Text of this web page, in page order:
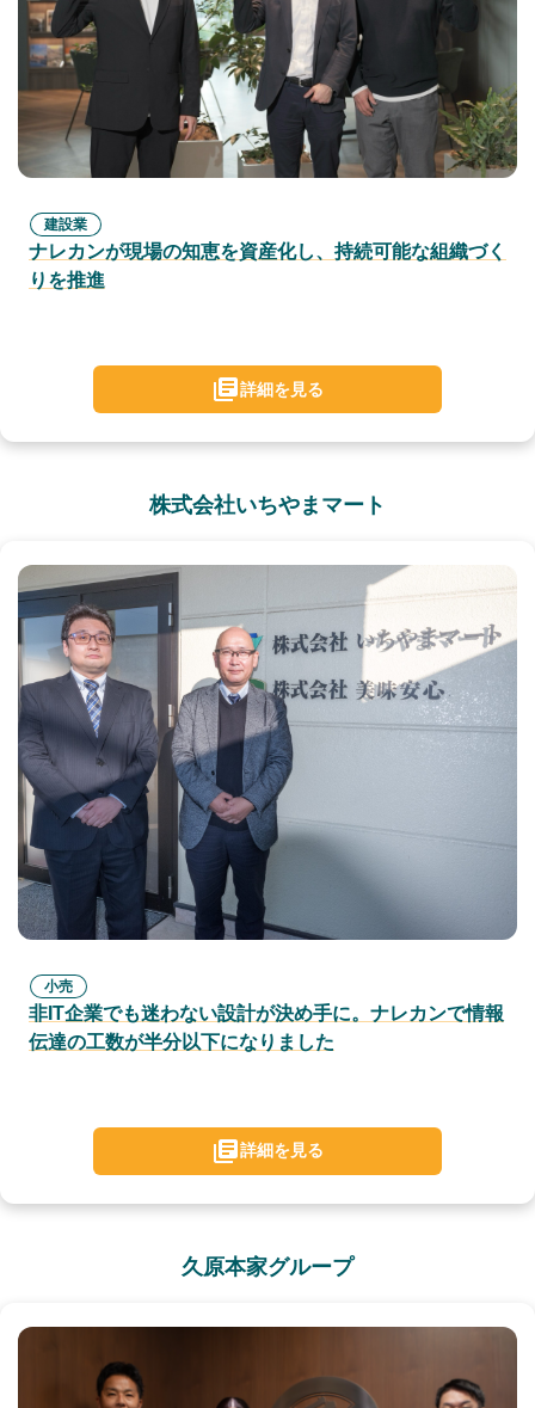
建設業
ナレカンが現場の知恵を資産化し、持続可能な組織づく
りを推進
詳細を見る
株式会社いちやまマート
小売
非IT企業でも迷わない設計が決め手に。ナレカンで情報
伝達の工数が半分以下になりました
詳細を見る
久原本家グループ